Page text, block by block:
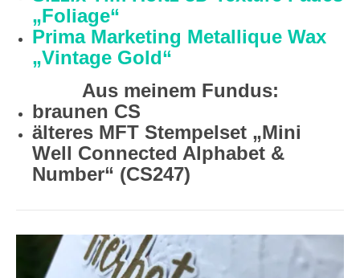
„Foliage“
Prima Marketing Metallique Wax
„Vintage Gold“
Aus meinem Fundus:
braunen CS
älteres MFT Stempelset „Mini
Well Connected Alphabet &
Number“ (CS247)